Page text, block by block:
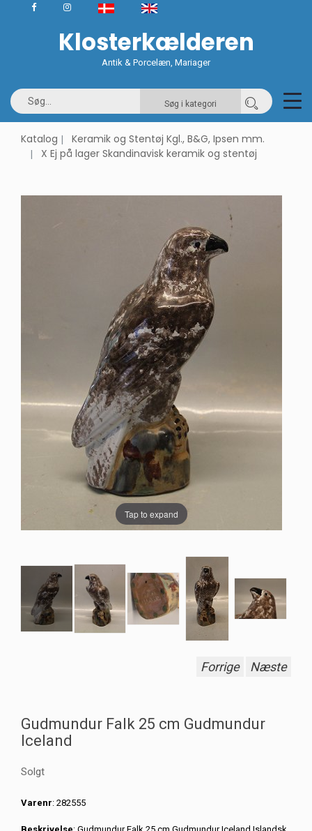
Klosterkælderen
Antik & Porcelæn, Mariager
Søg i kategori
Katalog
Keramik og Stentøj Kgl., B&G, Ipsen mm.
X Ej på lager Skandinavisk keramik og stentøj
Tap to expand
Forrige Næste
Gudmundur Falk 25 cm Gudmundur
Iceland
Solgt
Varenr: 282555